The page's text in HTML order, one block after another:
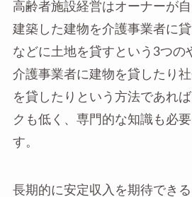
高齢者施設経営はオーナーが自
建築した建物を介護事業者に
などに土地を貸すという3つの
介護事業者に建物を貸したり
を貸したりという方法であれ
クも低く、専門的な知識も必
す。
長期的に安定収入を期待でき